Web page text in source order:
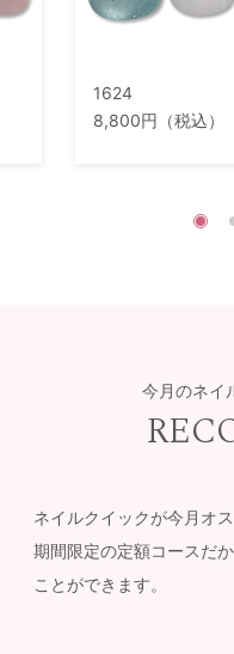
1624
8,800円（税込）
今月のネイ
ネイルクイックが今月オ
期間限定の定額コースだ
ことができます。